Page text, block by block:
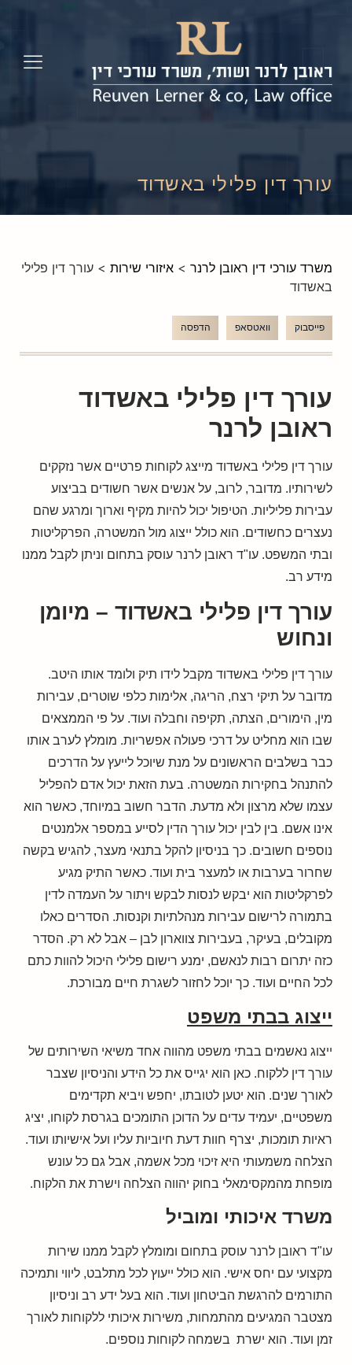
עורך דין פלילי באשדוד
משרד עורכי דין ראובן לרנר > איזורי שירות > עורך דין פלילי
באשדוד
פייסבוק וואטסאפ הדפסה
עורך דין פלילי באשדוד
ראובן לרנר
עורך דין פלילי באשדוד מייצג לקוחות פרטיים אשר נזקקים
לשירותיו. מדובר, לרוב, על אנשים אשר חשודים בביצוע
עבירות פליליות. הטיפול יכול להיות מקיף וארוך ומרגע שהם
נעצרים כחשודים. הוא כולל ייצוג מול המשטרה, הפרקליטות
ובתי המשפט. עו"ד ראובן לרנר עוסק בתחום וניתן לקבל ממנו
מידע רב.
עורך דין פלילי באשדוד – מיומן
ונחוש
עורך דין פלילי באשדוד מקבל לידו תיק ולומד אותו היטב.
מדובר על תיקי רצח, הריגה, אלימות כלפי שוטרים, עבירות
מין, הימורים, הצתה, תקיפה וחבלה ועוד. על פי הממצאים
שבו הוא מחליט על דרכי פעולה אפשריות. מומלץ לערב אותו
כבר בשלבים הראשונים על מנת שיוכל לייעץ על הדרכים
להתנהל בחקירות המשטרה. בעת הזאת יכול אדם להפליל
עצמו שלא מרצון ולא מדעת. הדבר חשוב במיוחד, כאשר הוא
אינו אשם. בין לבין יכול עורך הדין לסייע במספר אלמנטים
נוספים חשובים. כך בניסיון להקל בתנאי מעצר, להגיש בקשה
שחרור בערבות או למעצר בית ועוד. כאשר התיק מגיע
לפרקליטות הוא יבקש לנסות לבקש ויתור על העמדה לדין
בתמורה לרישום עבירות מנהלתיות וקנסות. הסדרים כאלו
מקובלים, בעיקר, בעבירות צווארון לבן – אבל לא רק. הסדר
כזה יתרום רבות לנאשם, ימנע רישום פלילי היכול להוות כתם
לכל החיים ועוד. כך יוכל לחזור לשגרת חיים מבורכת.
ייצוג בבתי משפט
ייצוג נאשמים בבתי משפט מהווה אחד משיאי השירותים של
עורך דין ללקוח. כאן הוא יגייס את כל הידע והניסיון שצבר
לאורך שנים. הוא יטען לטובתו, יחפש ויביא תקדימים
משפטיים, יעמיד עדים על הדוכן התומכים בגרסת לקוחו, יציג
ראיות תומכות, יצרף חוות דעת חיוביות עליו ועל אישיותו ועוד.
הצלחה משמעותי היא זיכוי מכל אשמה, אבל גם כל עונש
מופחת מהמקסימאלי בחוק יהווה הצלחה וישרת את הלקוח.
משרד איכותי ומוביל
עו"ד ראובן לרנר עוסק בתחום ומומלץ לקבל ממנו שירות
מקצועי עם יחס אישי. הוא כולל ייעוץ לכל מתלבט, ליווי ותמיכה
התורמים להרגשת הביטחון ועוד. הוא בעל ידע רב וניסיון
מצטבר המגיעים מהתמחות, משירות איכותי ללקוחות לאורך
זמן ועוד. הוא ישרת בשמחה לקוחות נוספים.